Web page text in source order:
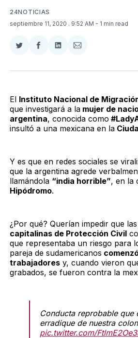
24NOTICIAS
septiembre 11, 2020 . 9:52 AM - 1 min read
Compartir
Twitter
Compartir
Facebook
Compartir
LinkedIn
Compartir
Email
El Instituto Nacional de
que investigará a la mujer de
argentina, conocida como
insultó a una mexicana en la
Y es que en redes sociales se
que la argentina agrede
llamándola “india horrible”, en la
Hipódromo.
¿Por qué? Querían impedir que las
capitalinas de Protección Civil
que representaba un riesgo para
pareja de sudamericanos
trabajadores y, cuando vieron
grabados, se fueron contra la
Conducta reprobable que
erradique de nuestra
pic.twitter.com/